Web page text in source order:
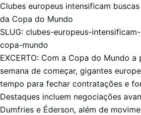
Clubes europeus intensificam
da Copa do Mundo
SLUG: clubes-europeus-
copa-mundo
EXCERTO: Com a Copa do Mundo
semana de começar, gigantes
tempo para fechar contratações e
Destaques incluem negociações
Dumfries e Éderson, além de